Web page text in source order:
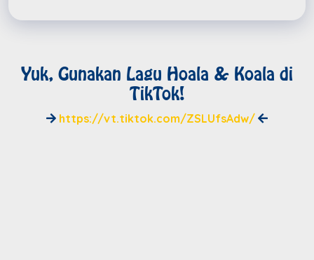
Yuk, Gunakan Lagu Hoala & Koala di
TikTok!
https://vt.tiktok.com/ZSLUfsAdw/